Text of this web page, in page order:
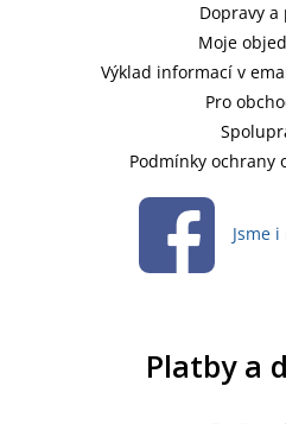
Dopravy a
Moje
Výklad informací v
Pro
Podmínky ochrany
Jsme
Platby a